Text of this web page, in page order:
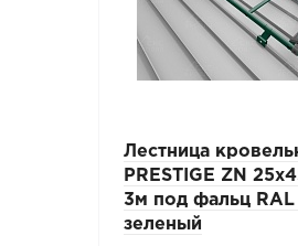
Лестница
PRESTIGE ZN
3м под фальц
зеленый